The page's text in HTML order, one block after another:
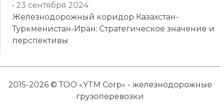
• 23 сентября 2024
Железнодорожный коридор Казахстан-
Туркменистан-Иран: Стратегическое значение и
перспективы
2015-2026 © ТОО «YTM Corp» - железнодорожные
грузоперевозки